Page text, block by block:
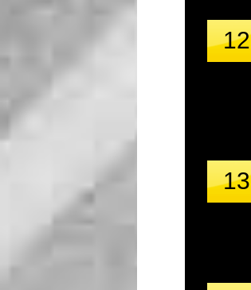
12
13